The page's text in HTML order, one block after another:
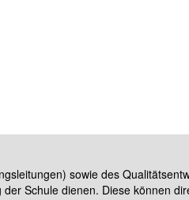
sowie des
Schule dienen. Diese können